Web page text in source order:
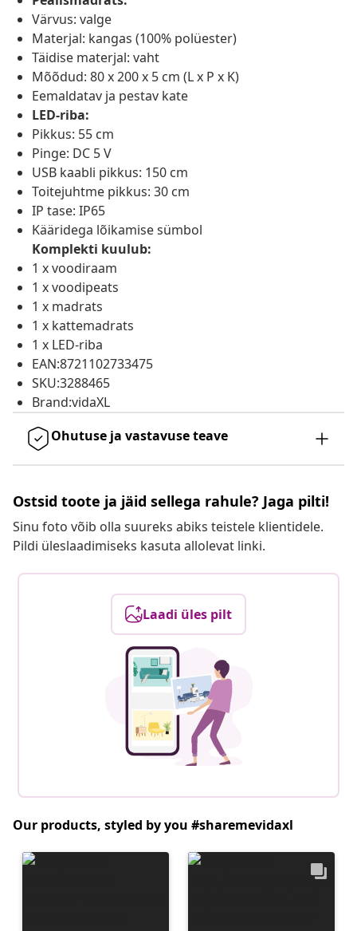
Värvus: valge
Materjal: kangas (100% polüester)
Täidise materjal: vaht
Mõõdud: 80 x 200 x 5 cm (L x P x K)
Eemaldatav ja pestav kate
LED-riba:
Pikkus: 55 cm
Pinge: DC 5 V
USB kaabli pikkus: 150 cm
Toitejuhtme pikkus: 30 cm
IP tase: IP65
Kääridega lõikamise sümbol
Komplekti kuulub:
1 x voodiraam
1 x voodipeats
1 x madrats
1 x kattemadrats
1 x LED-riba
EAN:8721102733475
SKU:3288465
Brand:vidaXL
Ohutuse ja vastavuse teave
Ostsid toote ja jäid sellega rahule? Jaga pilti!
Sinu foto võib olla suureks abiks teistele klientidele.
Pildi üleslaadimiseks kasuta allolevat linki.
Laadi üles pilt
Our products, styled by you #sharemevidaxl